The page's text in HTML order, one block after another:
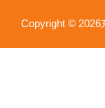
Copyright ©